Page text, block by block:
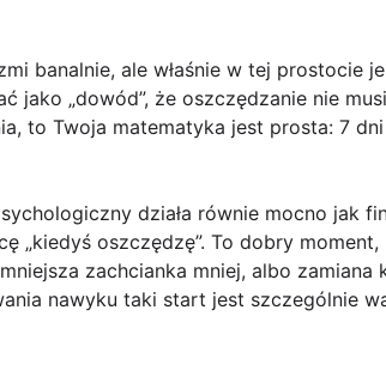
banalnie, ale właśnie w tej prostocie
„dowód”, że oszczędzanie nie
to Twoja matematyka jest prosta: 7 dni
działa równie mocno jak
„kiedyś oszczędzę”. To dobry
zachcianka mniej, albo zamiana
nawyku taki start jest szczególnie